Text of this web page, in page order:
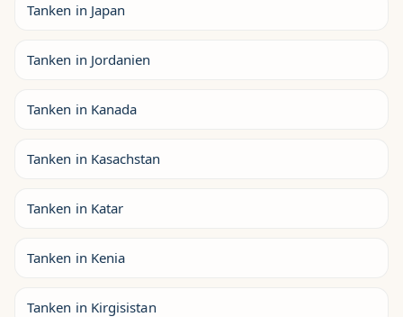
Tanken in Japan
Tanken in Jordanien
Tanken in Kanada
Tanken in Kasachstan
Tanken in Katar
Tanken in Kenia
Tanken in Kirgisistan